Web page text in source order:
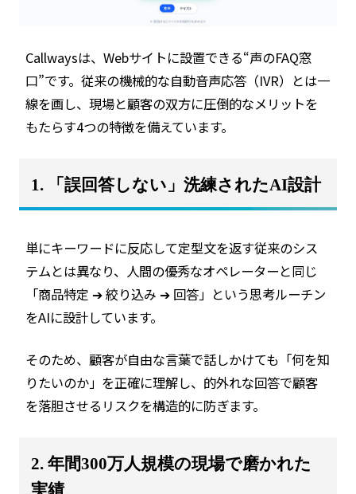
Callwaysは、Webサイトに設置できる“声のFAQ窓
口”です。従来の機械的な自動音声応答（IVR）とは一
線を画し、現場と顧客の双方に圧倒的なメリットを
もたらす4つの特徴を備えています。
1. 「誤回答しない」洗練されたAI設計
単にキーワードに反応して定型文を返す従来のシス
テムとは異なり、人間の優秀なオペレーターと同じ
「商品特定 ➔ 絞り込み ➔ 回答」という思考ルーチン
をAIに設計しています。
そのため、顧客が自由な言葉で話しかけても「何を知
りたいのか」を正確に理解し、的外れな回答で顧客
を落胆させるリスクを構造的に防ぎます。
2. 年間300万人規模の現場で磨かれた
実績